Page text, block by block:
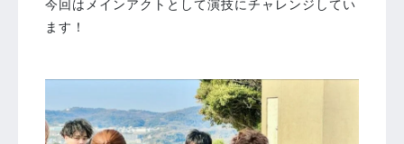
今回はメインアクトとして演技にチャレンジしてい
ます！